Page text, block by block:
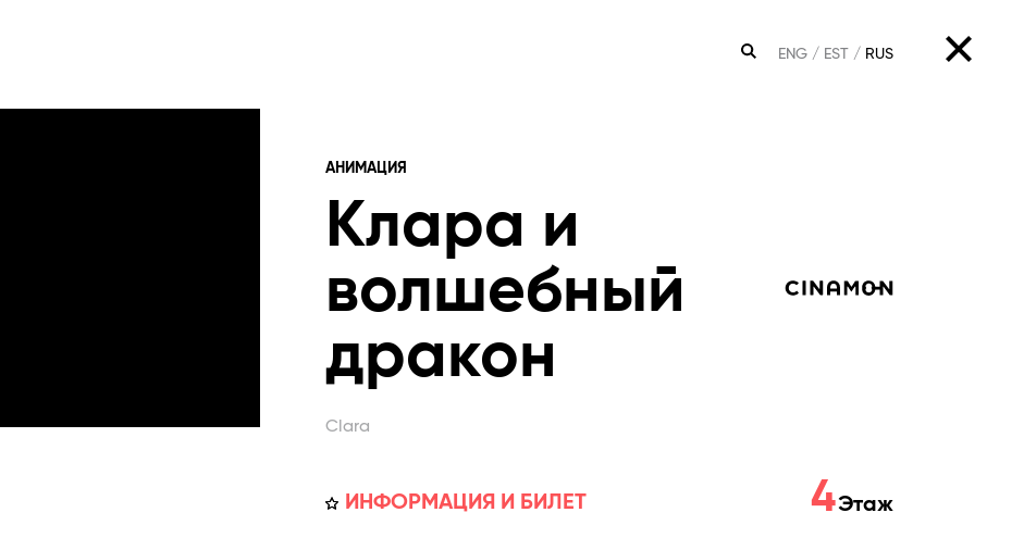
ПОИСК
ENG EST RUS
АНИМАЦИЯ
Клара и
волшебный
дракон
Clara
ИНФОРМАЦИЯ И БИЛЕТ 4Этаж